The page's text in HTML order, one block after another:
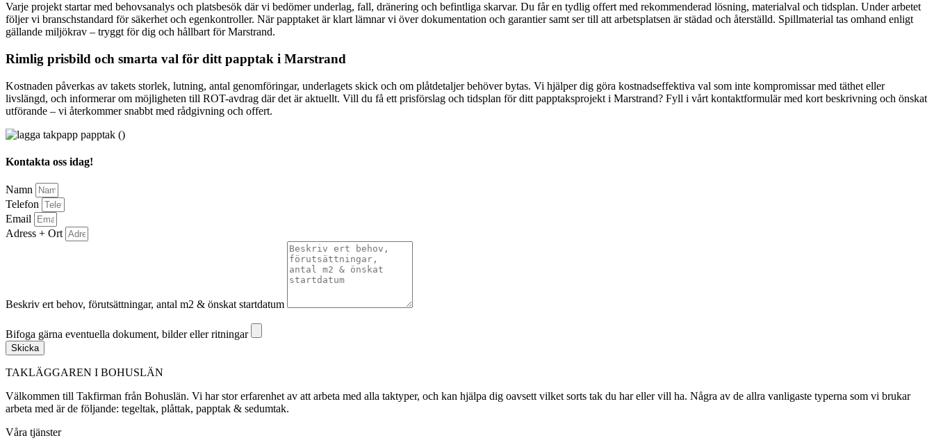
Varje projekt startar med behovsanalys och platsbesök där vi bedömer underlag, fall, dränering och befintliga skarvar. Du får en tydlig offert med rekommenderad lösning, materialval och tidsplan. Under arbetet
följer vi branschstandard för säkerhet och egenkontroller. När papptaket är klart lämnar vi över dokumentation och garantier samt ser till att arbetsplatsen är städad och återställd. Spillmaterial tas omhand enligt
gällande miljökrav – tryggt för dig och hållbart för Marstrand.
Rimlig prisbild och smarta val för ditt papptak i Marstrand
Kostnaden påverkas av takets storlek, lutning, antal genomföringar, underlagets skick och om plåtdetaljer behöver bytas. Vi hjälper dig göra kostnadseffektiva val som inte kompromissar med täthet eller
livslängd, och informerar om möjligheten till ROT-avdrag där det är aktuellt. Vill du få ett prisförslag och tidsplan för ditt papptaksprojekt i Marstrand? Fyll i vårt kontaktformulär med kort beskrivning och önskat
utförande – vi återkommer snabbt med rådgivning och offert.
Kontakta oss idag!
Namn
Telefon
Email
Adress + Ort
Beskriv ert behov, förutsättningar, antal m2 & önskat startdatum
Bifoga gärna eventuella dokument, bilder eller ritningar
Skicka
TAKLÄGGAREN I BOHUSLÄN
Välkommen till Takfirman från Bohuslän. Vi har stor erfarenhet av att arbeta med alla taktyper, och kan hjälpa dig oavsett vilket sorts tak du har eller vill ha. Några av de allra vanligaste typerna som vi brukar
arbeta med är de följande: tegeltak, plåttak, papptak & sedumtak.
Våra tjänster